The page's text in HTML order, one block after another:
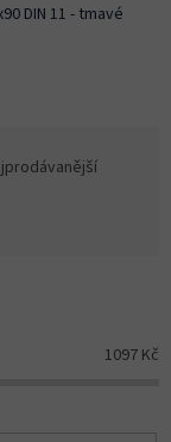
DIN 11 - tmavé
1097 Kč